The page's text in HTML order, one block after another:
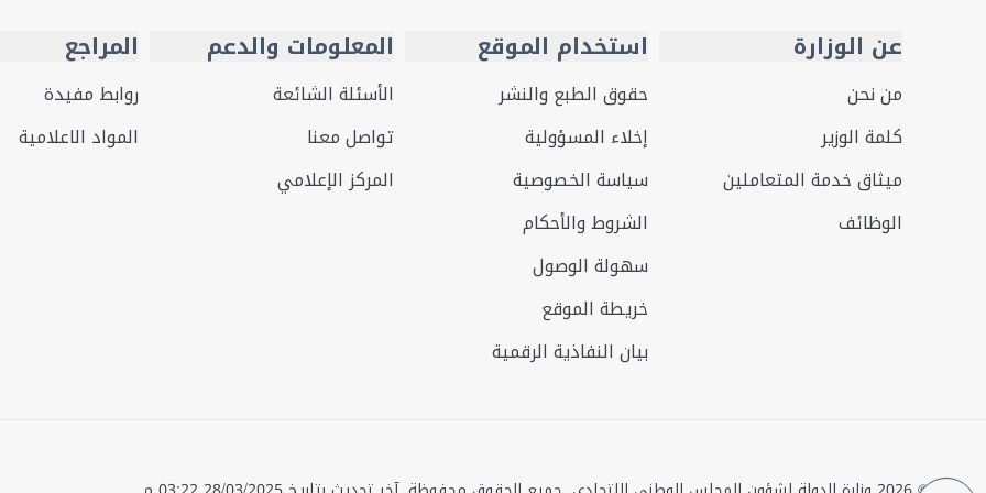
عن الوزارة
من نحن
كلمة الوزير
ميثاق خدمة المتعاملين
الوظائف
استخدام الموقع
حقوق الطبع والنشر
إخلاء المسؤولية
سياسة الخصوصية
الشروط والأحكام
سهولة الوصول
خريطة الموقع
بيان النفاذية الرقمية
المعلومات والدعم
الأسئلة الشائعة
تواصل معنا
المركز الإعلامي
المراجع
روابط مفيدة
المواد الاعلامية